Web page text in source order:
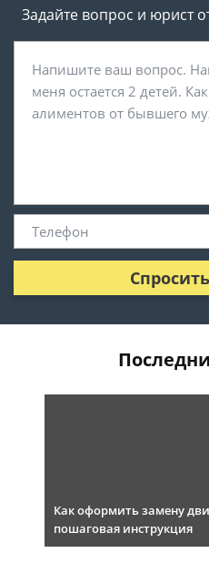
Задайте вопрос и юрист
Как оформить замену
пошаговая инструкция